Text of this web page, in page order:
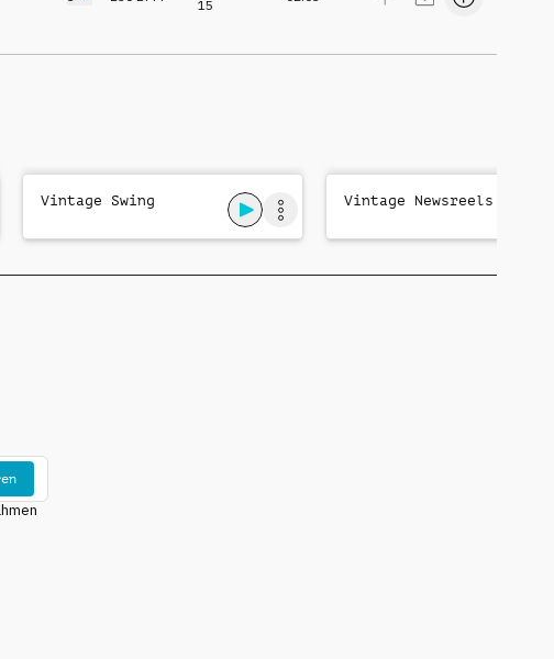
15
Vintage Swing Vintage Newsreels